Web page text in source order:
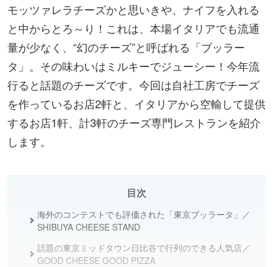
モッツァレラチーズかと思いきや、ナイフを入れる
と中からとろ～り！これは、本場イタリアでも流通
量が少なく、“幻のチーズ”と呼ばれる「ブッラー
タ」。その味わいはミルキーでジューシー！今年流
行ると話題のチーズです。今回は自社工房でチーズ
を作っているお店2軒と、イタリアから空輸して提供
するお店1軒、計3軒のチーズ専門レストランを紹介
します。
目次
海外のコンテストでも評価された「東京ブッラータ」／
SHIBUYA CHEESE STAND
話題の東京ミッドタウン日比谷で行列のできる人気店／
GOOD CHEESE GOOD PIZZA